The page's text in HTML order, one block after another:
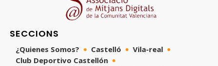
SECCIONS
¿Quienes Somos? Castelló
Vila-real
Club Deportivo Castellón